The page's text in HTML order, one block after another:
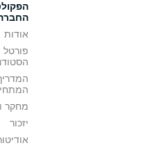
אודות
פורטל
מחקר
יזכור